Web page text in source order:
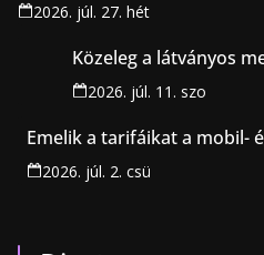
2026. júl. 27. hét
Közeleg a látványos
2026. júl. 11. szo
Emelik a tarifáikat a mobil-
2026. júl. 2. csü